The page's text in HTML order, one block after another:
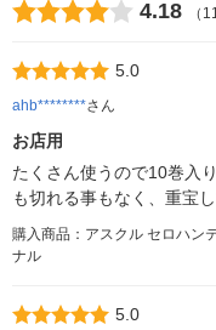
4.18 （
5.0
ahb********さん
お店用
たくさん使うので10巻入
も切れる事もなく、重宝し
購入商品：アスクル セロハン
ナル
5.0